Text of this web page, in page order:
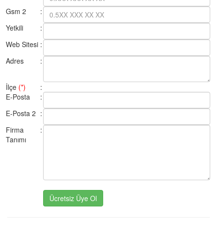
Gsm 2
:
Yetkili
:
Web Sitesi :
Adres
:
İlçe (*)
:
E-Posta
:
E-Posta 2 :
Firma
Tanımı
: